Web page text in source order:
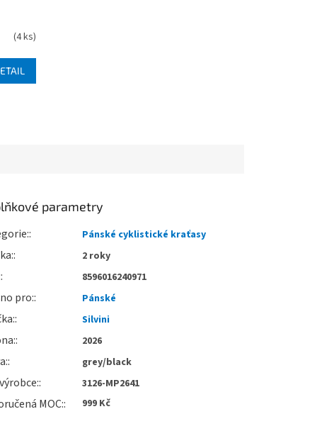
(4 ks)
parametry
: Pánské cyklistické kraťasy
: 2 roky
8596016240971
pro: Pánské
: Silvini
: 2026
: grey/black
: 3126-MP2641
MOC: 999 Kč